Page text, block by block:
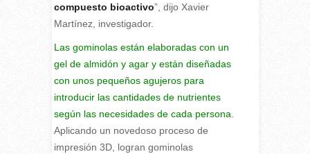
compuesto bioactivo”, dijo Xavier
Martínez, investigador.
Las gominolas están elaboradas con un
gel de almidón y agar y están diseñadas
con unos pequeños agujeros para
introducir las cantidades de nutrientes
según las necesidades de cada persona
Aplicando un novedoso proceso de
impresión 3D, logran gominolas